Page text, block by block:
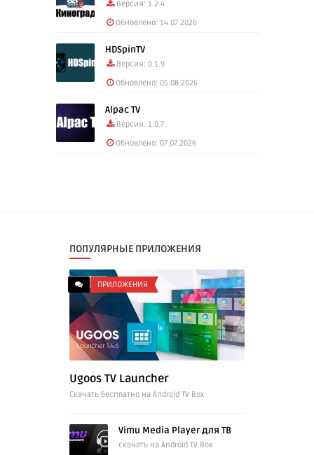
Версия: 1.2.4
Обновлено: 14.07.2026
HDSpinTV
Версия: 0.1.9
Обновлено: 05.08.2026
Alpac TV
Версия: 1.0.7
Обновлено: 07.07.2026
ПОПУЛЯРНЫЕ ПРИЛОЖЕНИЯ
ПРИЛОЖЕНИЯ
Ugoos TV Launcher
Cкачать бесплатно на Android TV Box
Vimu Media Player для ТВ
скачать на Android TV Box